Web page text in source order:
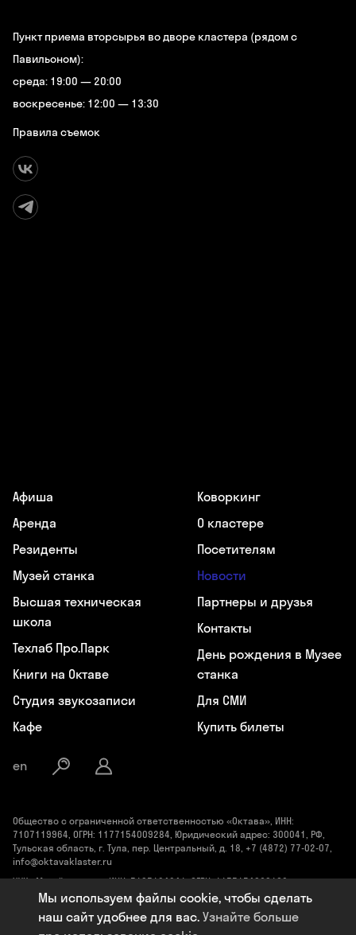
Пункт приема вторсырья во дворе кластера (рядом с
Павильоном):
среда: 19:00 — 20:00
воскресенье: 12:00 — 13:30
Правила съемок
Афиша
Аренда
Резиденты
Музей станка
Высшая техническая
школа
Техлаб Про.Парк
Книги на Октаве
Студия звукозаписи
Кафе
Коворкинг
О кластере
Посетителям
Новости
Партнеры и друзья
Контакты
День рождения в Музее
станка
Для СМИ
Купить билеты
en
Общество с ограниченной ответственностью «Октава», ИНН:
7107119964, ОГРН: 1177154009284, Юридический адрес: 300041, РФ,
Тульская область, г. Тула, пер. Центральный, д. 18, +7 (4872) 77-02-07,
info@oktavaklaster.ru
ЧУК «Музей станка», ИНН: 7107124241, ОГРН: 1177154030162,
Юридический адрес: 300041, Тульская область, г. Тула, пер.
Центральный, д. 18, +7 (991) 414-00-98, info@oktavaklaster.ru
Политика обработки персональных данных
Мы используем файлы cookie, чтобы сделать
наш сайт удобнее для вас. Узнайте больше